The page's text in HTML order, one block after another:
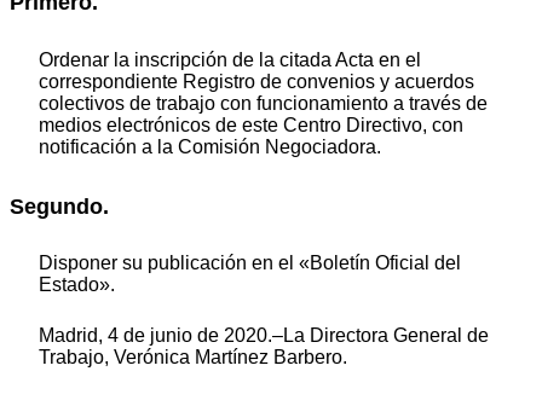
Ordenar la inscripción de la citada Acta en el
correspondiente Registro de convenios y acuerdos
colectivos de trabajo con funcionamiento a través de
medios electrónicos de este Centro Directivo, con
notificación a la Comisión Negociadora.
Segundo.
Disponer su publicación en el «Boletín Oficial del
Estado».
Madrid, 4 de junio de 2020.–La Directora General de
Trabajo, Verónica Martínez Barbero.